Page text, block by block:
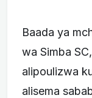
Baada ya
wa Simba
alipoulizwa
alisema